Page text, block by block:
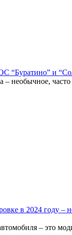
“Буратино” и
– необычное,
в 2024 году –
– это